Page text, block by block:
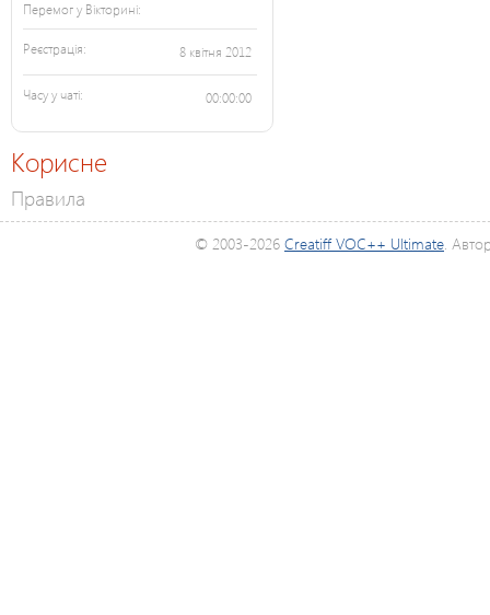
Перемог у Вікторині:
Реєстрація: 8 квітня 2012
Часу у чаті: 00:00:00
Корисне
Правила
© 2003-2026 Creatiff VOC++ Ultimate.